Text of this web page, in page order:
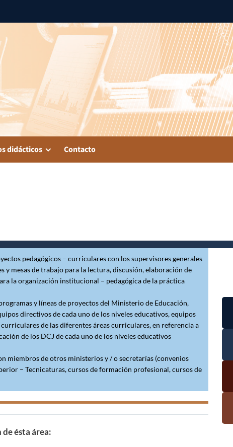
didácticos Contacto
pedagógicos – curriculares con los supervisores generales
y mesas de trabajo para la lectura, discusión, elaboración de
la organización institucional – pedagógica de la práctica
y líneas de proyectos del Ministerio de Educación,
directivos de cada uno de los niveles educativos, equipos
de las diferentes áreas curriculares, en referencia a
de los DCJ de cada uno de los niveles educativos
miembros de otros ministerios y / o secretarías (convenios
– Tecnicaturas, cursos de formación profesional, cursos de
ésta área: